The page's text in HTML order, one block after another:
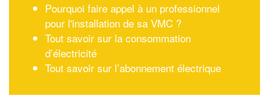
Pourquoi faire appel à un professionnel
pour l'installation de sa VMC ?
Tout savoir sur la consommation
d’électricité
Tout savoir sur l’abonnement électrique